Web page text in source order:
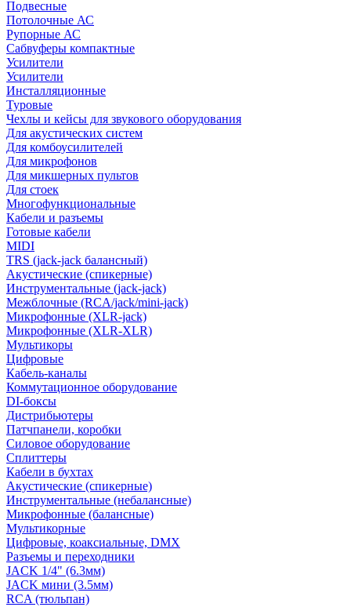
Подвесные
Потолочные АС
Рупорные АС
Сабвуферы компактные
Усилители
Усилители
Инсталляционные
Туровые
Чехлы и кейсы для звукового оборудования
Для акустических систем
Для комбоусилителей
Для микрофонов
Для микшерных пультов
Для стоек
Многофункциональные
Кабели и разъемы
Готовые кабели
MIDI
TRS (jack-jack балансный)
Акустические (спикерные)
Инструментальные (jack-jack)
Межблочные (RCA/jack/mini-jack)
Микрофонные (XLR-jack)
Микрофонные (XLR-XLR)
Мультикоры
Цифровые
Кабель-каналы
Коммутационное оборудование
DI-боксы
Дистрибьютеры
Патчпанели, коробки
Силовое оборудование
Сплиттеры
Кабели в бухтах
Акустические (спикерные)
Инструментальные (небалансные)
Микрофонные (балансные)
Мультикорные
Цифровые, коаксиальные, DMX
Разъемы и переходники
JACK 1/4" (6.3мм)
JACK мини (3.5мм)
RCA (тюльпан)